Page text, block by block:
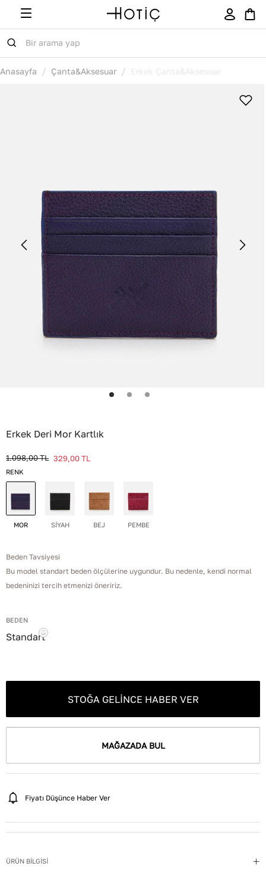
Anasayfa / Çanta&Aksesuar / Erkek Çanta&Aksesuar
Erkek Deri Mor Kartlık
1.098,00TL 329,00TL
RENK
MOR SİYAH BEJ PEMBE
Beden Tavsiyesi
Bu model standart beden ölçülerine uygundur. Bu nedenle, kendi normal
bedeninizi tercih etmenizi öneririz.
BEDEN
Standart
STOĞA GELINCE HABER VER
MAĞAZADA BUL
Fiyatı Düşünce Haber Ver
ÜRÜN BİLGİSİ